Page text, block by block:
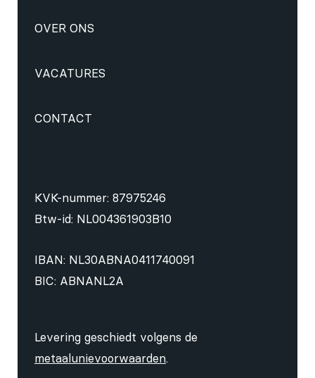
OVER ONS
VACATURES
CONTACT
KVK-nummer: 87975246
Btw-id: NL004361903B10
IBAN: NL30ABNA0411740091
BIC: ABNANL2A
Levering geschiedt volgens de
metaalunievoorwaarden.